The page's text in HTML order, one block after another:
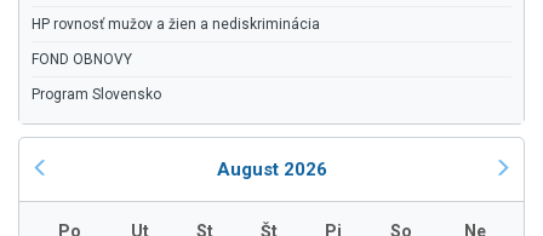
HP rovnosť mužov a žien a nediskriminácia
FOND OBNOVY
Program Slovensko
August 2026
Po Ut St Št Pi So Ne